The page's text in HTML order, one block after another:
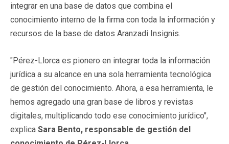
integrar en una base de datos que combina el
conocimiento interno de la firma con toda la información y
recursos de la base de datos Aranzadi Insignis.
"Pérez-Llorca es pionero en integrar toda la información
jurídica a su alcance en una sola herramienta tecnológica
de gestión del conocimiento. Ahora, a esa herramienta, le
hemos agregado una gran base de libros y revistas
digitales, multiplicando todo ese conocimiento jurídico",
explica Sara Bento, responsable de gestión del